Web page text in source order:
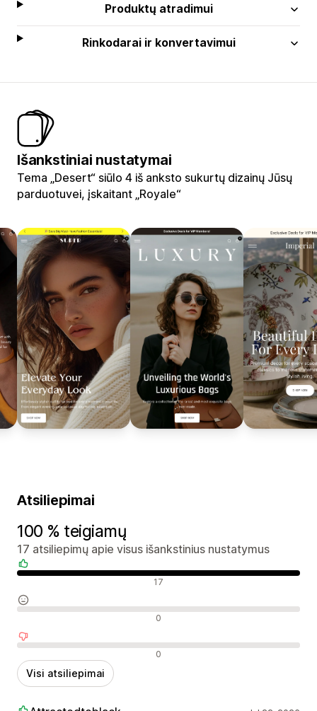
Produktų atradimui
Rinkodarai ir konvertavimui
Išankstiniai nustatymai
Tema „Desert“ siūlo 4 iš anksto sukurtų dizainų Jūsų
parduotuvei, įskaitant „Royale“
Atsiliepimai
100 % teigiamų
17 atsiliepimų apie visus išankstinius nustatymus
17
0
0
Visi atsiliepimai